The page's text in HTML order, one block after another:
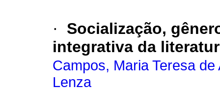
·
Socialização,
integrativa da
Campos, Maria Teresa de
Lenza